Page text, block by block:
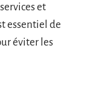
et
essentiel de
éviter les